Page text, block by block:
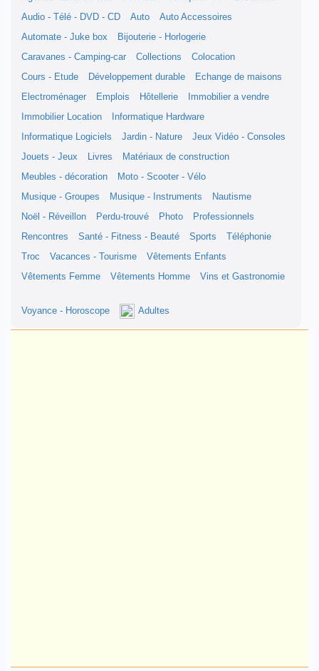
Audio - Télé - DVD - CD
Auto
Auto Accessoires
Automate - Juke box
Bijouterie - Horlogerie
Caravanes - Camping-car
Collections
Colocation
Cours - Etude
Développement durable
Echange de maisons
Electroménager
Emplois Hôtellerie
Immobilier a vendre
Immobilier Location
Informatique Hardware
Informatique Logiciels
Jardin - Nature
Jeux Vidéo - Consoles
Jouets - Jeux
Livres
Matériaux de construction
Meubles - décoration
Moto - Scooter - Vélo
Musique - Groupes
Musique - Instruments
Nautisme
Noël - Réveillon
Perdu-trouvé Photo
Professionnels
Rencontres
Santé - Fitness - Beauté Sports
Téléphonie
Troc
Vacances - Tourisme
Vêtements Enfants
Vêtements Femme
Vêtements Homme Vins et Gastronomie
Voyance - Horoscope Adultes